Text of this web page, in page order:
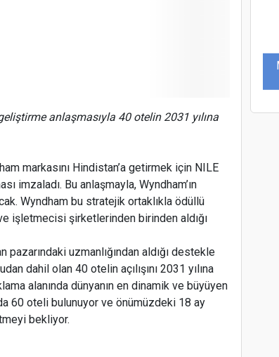
anlaşmasıyla 40 otelin 2031 yılına
markasını Hindistan’a getirmek için NILE
imzaladı. Bu anlaşmayla, Wyndham’ın
Wyndham bu stratejik ortaklıkla ödüllü
işletmecisi şirketlerinden birinden aldığı
uzmanlığından aldığı destekle
dahil olan 40 otelin açılışını 2031 yılına
alanında dünyanın en dinamik ve büyüyen
60 oteli bulunuyor ve önümüzdeki 18 ay
bekliyor.